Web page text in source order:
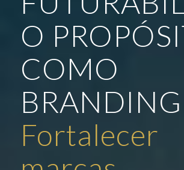
O
COMO
BRANDING
Inspirar